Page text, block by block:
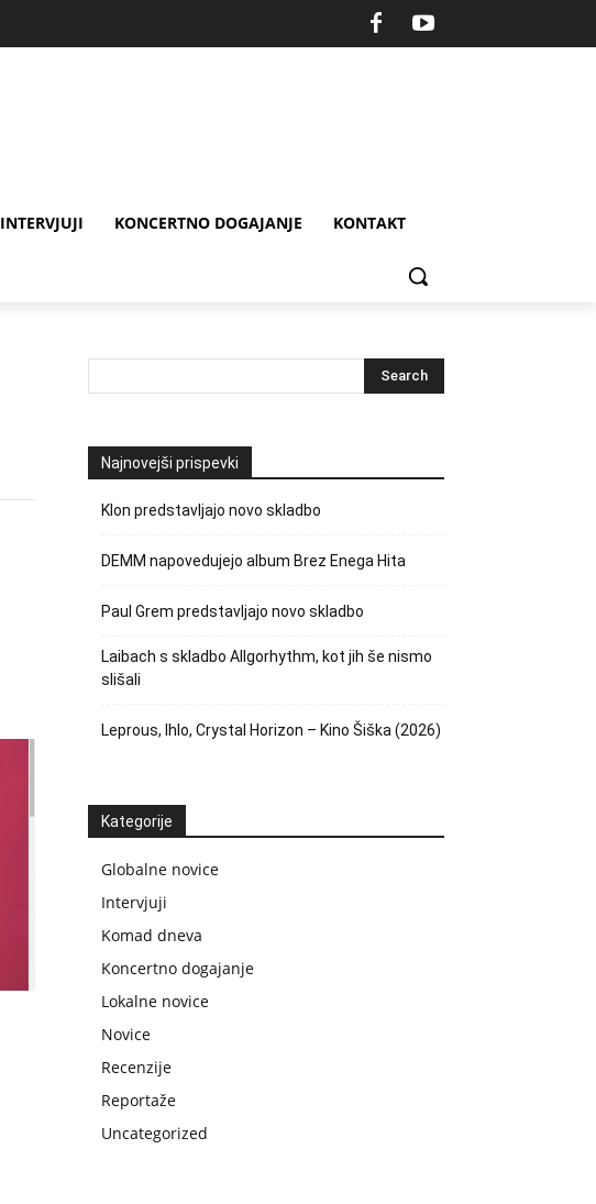
INTERVJUJI KONCERTNO DOGAJANJE KONTAKT
Najnovejši prispevki
Klon predstavljajo novo skladbo
DEMM napovedujejo album Brez Enega Hita
Paul Grem predstavljajo novo skladbo
Laibach s skladbo Allgorhythm, kot jih še nismo
slišali
Leprous, Ihlo, Crystal Horizon – Kino Šiška (2026)
Kategorije
Globalne novice
Intervjuji
Komad dneva
Koncertno dogajanje
Lokalne novice
Novice
Recenzije
Reportaže
Uncategorized